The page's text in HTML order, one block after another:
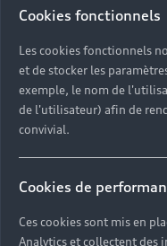
Crédit photo : Fabien Breuil
Cookies fonctionnels
Les cookies fonctionnels
et de stocker les
exemple, le nom de
de l'utilisateur) afin de
convivial.
Cookies de
Ces cookies sont mis en
Analytics et collectent des